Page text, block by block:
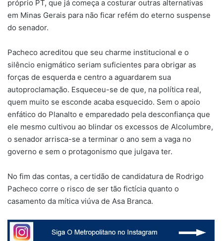
próprio PT, que já começa a costurar outras alternativas
em Minas Gerais para não ficar refém do eterno suspense
do senador.
Pacheco acreditou que seu charme institucional e o
silêncio enigmático seriam suficientes para obrigar as
forças de esquerda e centro a aguardarem sua
autoproclamação. Esqueceu-se de que, na política real,
quem muito se esconde acaba esquecido. Sem o apoio
enfático do Planalto e emparedado pela desconfiança que
ele mesmo cultivou ao blindar os excessos de Alcolumbre,
o senador arrisca-se a terminar o ano sem a vaga no
governo e sem o protagonismo que julgava ter.
No fim das contas, a certidão de candidatura de Rodrigo
Pacheco corre o risco de ser tão fictícia quanto o
casamento da mítica viúva de Asa Branca.